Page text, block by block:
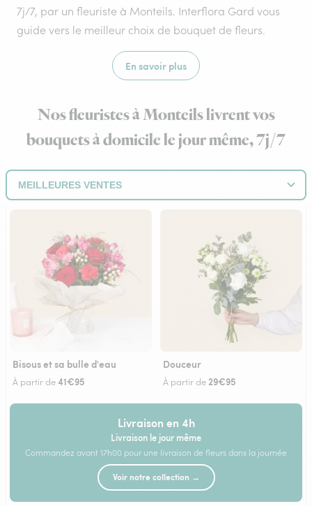
7j/7, par un fleuriste à Monteils. Interflora Gard vous
guide vers le meilleur choix de bouquet de fleurs.
En savoir plus
Nos fleuristes à Monteils livrent vos
bouquets à domicile le jour même, 7j/7
Bisous et sa bulle d'eau
À partir de41€95
Douceur
À partir de 29€95
Livraison en 4h
Livraison le jour même
Commandez avant 17h00 pour une livraison de fleurs dans la journée
Voir notre collection →